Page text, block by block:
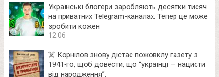
Українські блогери заробляють десятки тисяч
на приватних Telegram-каналах. Тепер це може
зробити кожен
12:06
☠️ Корнілов знову дістає пожовклу газету з
1941‑го, щоб довести, що “українці — нацисти
від народження”.